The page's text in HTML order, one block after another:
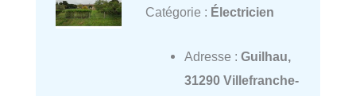
Catégorie : Électricien
Adresse : Guilhau,
31290 Villefranche-